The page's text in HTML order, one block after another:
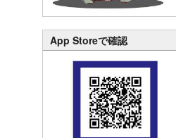
App Storeで確認